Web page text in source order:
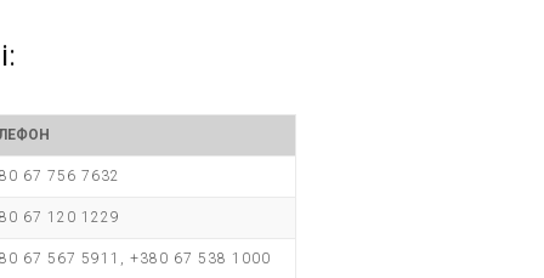
67 756 7632
67 120 1229
67 567 5911, +380 67 538 1000